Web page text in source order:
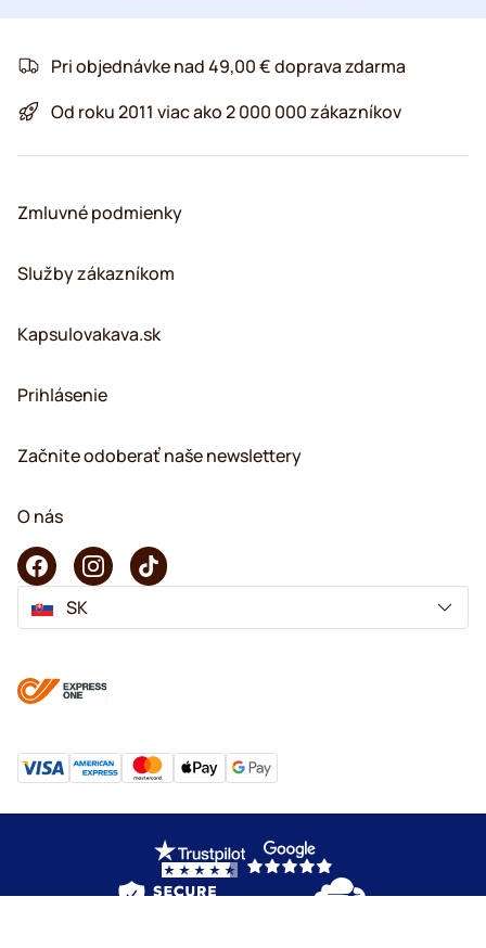
Pri objednávke nad 49,00 € doprava zdarma
Od roku 2011 viac ako 2 000 000 zákazníkov
Zmluvné podmienky
Služby zákazníkom
Kapsulovakava.sk
Prihlásenie
Začnite odoberať naše newslettery
O nás
SK